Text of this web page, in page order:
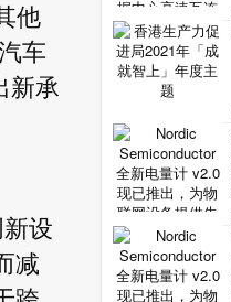
他
车
新承
设
减